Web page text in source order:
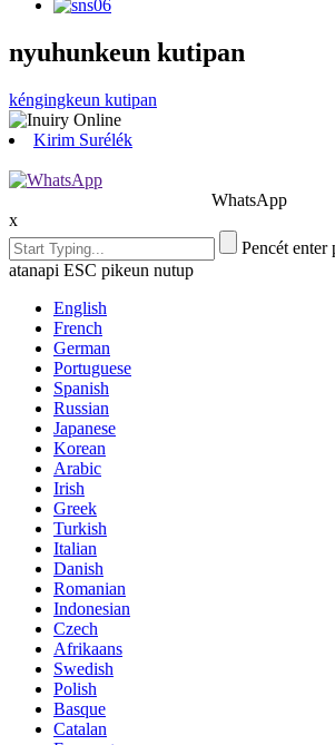
nyuhunkeun kutipan
kéngingkeun kutipan
Kirim Surélék
WhatsApp
x
Pencét
atanapi ESC pikeun nutup
English
French
German
Portuguese
Spanish
Russian
Japanese
Korean
Arabic
Irish
Greek
Turkish
Italian
Danish
Romanian
Indonesian
Czech
Afrikaans
Swedish
Polish
Basque
Catalan